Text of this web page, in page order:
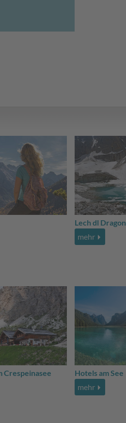
Lech dl Dragon
mehr
Crespeinasee
Hotels am See
mehr